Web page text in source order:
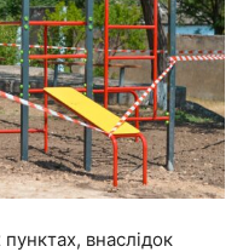
внаслідок